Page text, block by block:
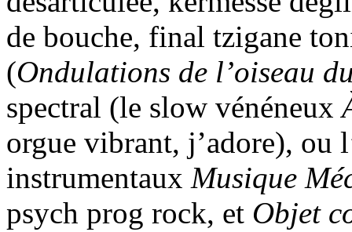
de bouche, final tzigane
(Ondulations de l’oiseau
spectral (le slow vénéneux
orgue vibrant, j’adore), ou
instrumentaux Musique
psych prog rock, et Objet